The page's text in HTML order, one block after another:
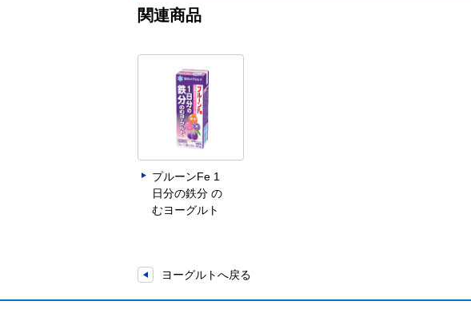
関連商品
プルーンFe 1
日分の鉄分 の
むヨーグルト
ヨーグルトへ戻る